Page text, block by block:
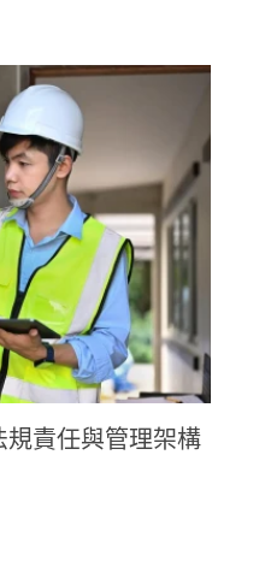
責任與管理架構